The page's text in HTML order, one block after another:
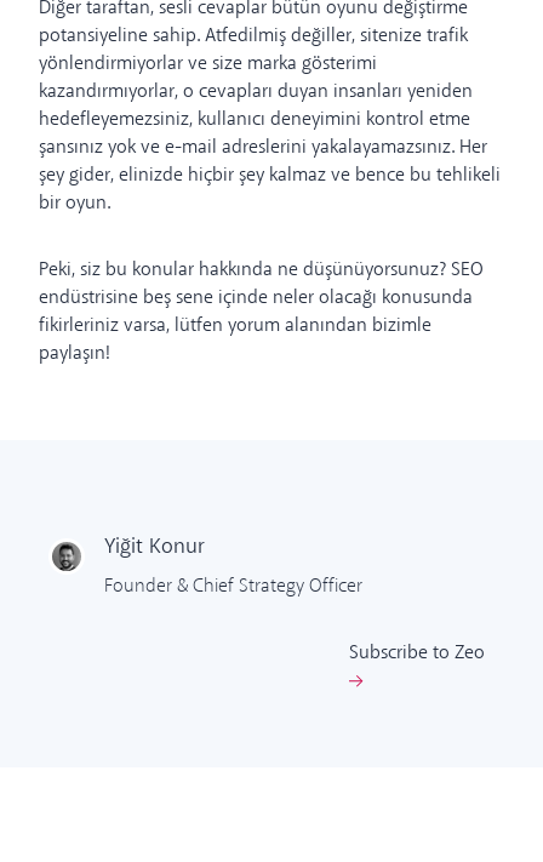
Diğer taraftan, sesli cevaplar bütün oyunu değiştirme
potansiyeline sahip. Atfedilmiş değiller, sitenize trafik
yönlendirmiyorlar ve size marka gösterimi
kazandırmıyorlar, o cevapları duyan insanları yeniden
hedefleyemezsiniz, kullanıcı deneyimini kontrol etme
şansınız yok ve e-mail adreslerini yakalayamazsınız. Her
şey gider, elinizde hiçbir şey kalmaz ve bence bu tehlikeli
bir oyun.
Peki, siz bu konular hakkında ne düşünüyorsunuz? SEO
endüstrisine beş sene içinde neler olacağı konusunda
fikirleriniz varsa, lütfen yorum alanından bizimle
paylaşın!
Yiğit Konur
Founder & Chief Strategy Officer
Subscribe to Zeo